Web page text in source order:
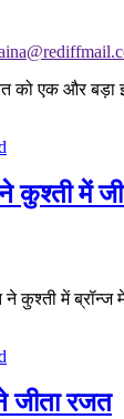
को एक और
कुश्ती में
कुश्ती में ब्रॉन्ज
जीता रजत